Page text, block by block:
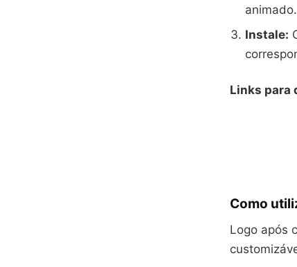
animado.
Instale:
Links para
Como
Logo após